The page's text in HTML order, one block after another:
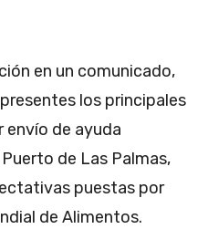
en un comunicado,
los principales
de ayuda
de Las Palmas,
puestas por
de Alimentos.